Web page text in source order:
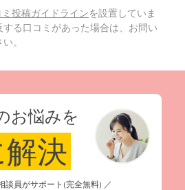
ミ投稿ガイドラインを設置していま
る口コミがあった場合は、お問い
。
お悩みを
決
談員がサポート(完全無料) ／